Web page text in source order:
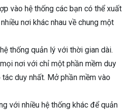
vào hệ thống các bạn có thể xuất
nơi khác nhau về chung một
thống quản lý với thời gian dài.
nơi với chỉ một phần mềm duy
duy nhất. Mở phần mềm vào
với nhiều hệ thống khác để quản